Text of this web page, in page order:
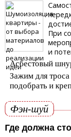
При
и
Асбестовый
Зажим для троса
подобрать и
Фэн-шуй
Где должна